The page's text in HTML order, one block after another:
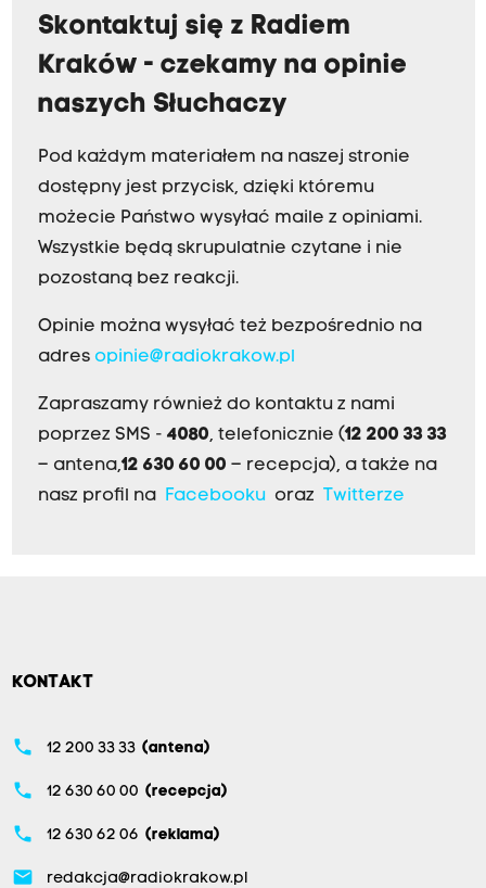
Skontaktuj się z Radiem
Kraków - czekamy na opinie
naszych Słuchaczy
Pod każdym materiałem na naszej stronie
dostępny jest przycisk, dzięki któremu
możecie Państwo wysyłać maile z opiniami.
Wszystkie będą skrupulatnie czytane i nie
pozostaną bez reakcji.
Opinie można wysyłać też bezpośrednio na
adres opinie@radiokrakow.pl
Zapraszamy również do kontaktu z nami
poprzez SMS - 4080, telefonicznie (12 200 33 33
– antena,12 630 60 00 – recepcja), a także na
nasz profil na Facebookuoraz Twitterze
KONTAKT
phone 12 200 33 33 (antena)
phone 12 630 60 00 (recepcja)
phone 12 630 62 06 (reklama)
email redakcja@radiokrakow.pl